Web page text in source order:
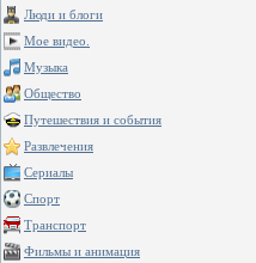
Люди и блоги
Мое видео.
Музыка
Общество
Путешествия и события
Развлечения
Сериалы
Спорт
Транспорт
Фильмы и анимация